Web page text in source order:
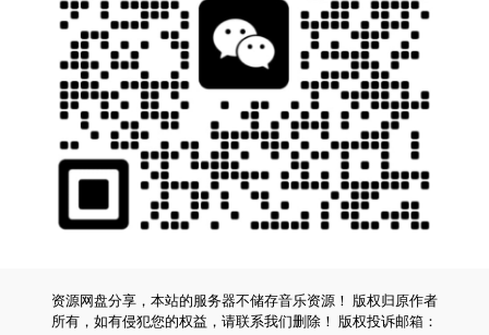
资源网盘分享，本站的服务器不储存音乐资源！ 版权归原作者
所有，如有侵犯您的权益，请联系我们删除！ 版权投诉邮箱：